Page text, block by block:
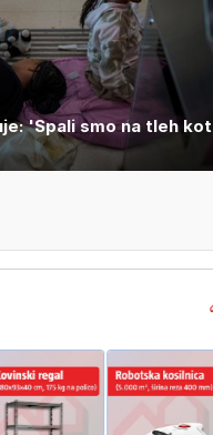
'Spali smo na tleh kot